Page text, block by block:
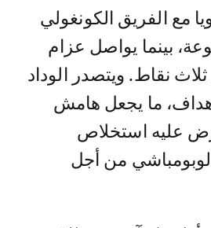
مع الفريق الكونغولي
بينما يواصل عزام
نقاط. ويتصدر الوداد
ما يجعل هامش
عليه استخلاص
من أجل